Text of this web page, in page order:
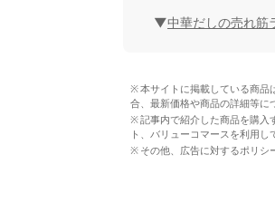
中華だしの売れ筋
本サイトに掲載している商品
合、最新価格や商品の詳細等に
記事内で紹介した商品を購入
ト、バリューコマースを利用し
その他、広告に対するポリシ